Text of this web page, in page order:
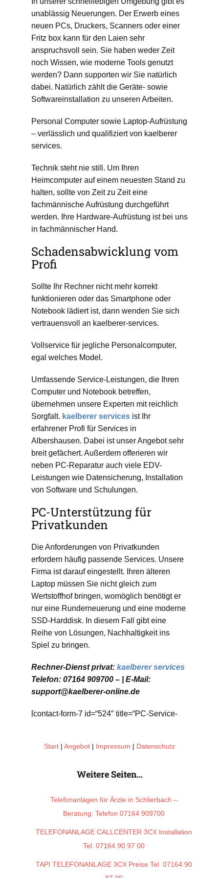
unablässig Neuerungen. Der Erwerb eines
neuen PCs, Druckers, Scanners oder einer
Fritz box kann für den Laien sehr
anspruchsvoll sein. Sie haben weder Zeit
noch Wissen, wie moderne Tools genutzt
werden? Dann supporten wir Sie natürlich
dabei. Natürlich zählt die Geräte- sowie
Softwareinstallation zu unseren Arbeiten.
Personal Computer sowie Laptop-Aufrüstung
– verlässlich und qualifiziert von kaelberer
services.
Technik steht nie still. Um Ihren
Heimcomputer auf einem neuesten Stand zu
halten, sollte von Zeit zu Zeit eine
fachmännische Aufrüstung durchgeführt
werden. Ihre Hardware-Aufrüstung ist bei uns
in fachmännischer Hand.
Schadensabwicklung vom
Profi
Sollte Ihr Rechner nicht mehr korrekt
funktionieren oder das Smartphone oder
Notebook lädiert ist, dann wenden Sie sich
vertrauensvoll an kaelberer-services.
Vollservice für jegliche Personalcomputer,
egal welches Model.
Umfassende Service-Leistungen, die Ihren
Computer und Notebook betreffen,
übernehmen unsere Experten mit reichlich
Sorgfalt. kaelberer services ist Ihr
erfahrener Profi für Services in
Albershausen. Dabei ist unser Angebot sehr
breit gefächert. Außerdem offerieren wir
neben PC-Reparatur auch viele EDV-
Leistungen wie Datensicherung, Installation
von Software und Schulungen.
PC-Unterstützung für
Privatkunden
Die Anforderungen von Privatkunden
erfordern häufig passende Services. Unsere
Firma ist darauf eingestellt. Ihren älteren
Laptop müssen Sie nicht gleich zum
Wertstoffhof bringen, womöglich benötigt er
nur eine Runderneuerung und eine moderne
SSD-Harddisk. In diesem Fall gibt eine
Reihe von Lösungen, Nachhaltigkeit ins
Spiel zu bringen.
Rechner-Dienst privat: kaelberer services
Telefon: 07164 909700 – | E-Mail:
support@kaelberer-online.de
[contact-form-7 id=“524″ title=“PC-Service-
Start | Angebot | Impressum | Datenschutz
Weitere Seiten…
Telefonanlagen für Ärzte in Schlierbach –
Beratung: Telefon 07164 909700
TELEFONANLAGE CALLCENTER 3CX Installation
Tel. 07164 90 97 00
TAPI TELEFONANLAGE 3CX Preise Tel. 07164 90